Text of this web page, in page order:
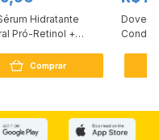
Hidratante
Pró-Retinol +
Comprar
Dove